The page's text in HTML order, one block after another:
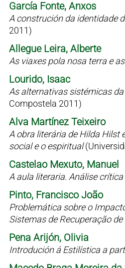
García Fonte, Anxos
A construción da identidade
2011)
Allegue Leira, Alberte
As viaxes pola nosa terra e
Lourido, Isaac
As alternativas sistémicas
Compostela 2011)
Alva Martínez Teixeiro
A obra literária de Hilda Hilst
social e o espiritual
Castelao Mexuto, Manuel
A aula literaria. Análise
Pinto, Francisco João
Problemática sobre o
Sistemas de Recuperação
Pena Arijón, Olivia
Introdución á Estilística a